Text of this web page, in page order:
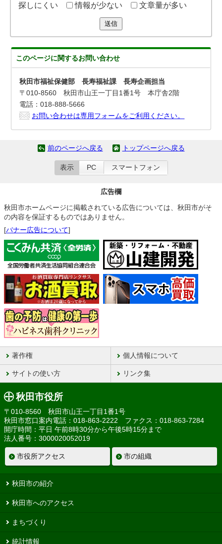
探しにくい
情報が少ない 文章量が多い
送信
このページに関するお問い合わせ
秋田市福祉保健部 長寿福祉課 長寿企画担当
〒010-8560 秋田市山王一丁目1番1号 本庁舎2階
電話：018-888-5666
お問い合わせは専用フォームをご利用ください。
前のページへ戻る トップページへ戻る
表示 PC スマートフォン
広告欄
秋田市ホームページに掲載されている広告については、秋田市がそ
の内容を保証するものではありません。
[バナー広告について]
著作権 個人情報について
サイトの使い方 リンク集
秋田市役所
〒010-8560 秋田市山王一丁目1番1号
秋田市窓口案内電話：018-863-2222 ファクス：018-863-7284
開庁時間：平日 午前8時30分から午後5時15分まで
法人番号：3000020052019
市役所アクセス 市の組織
秋田市の紹介
秋田市へのアクセス
まちづくり
統計情報